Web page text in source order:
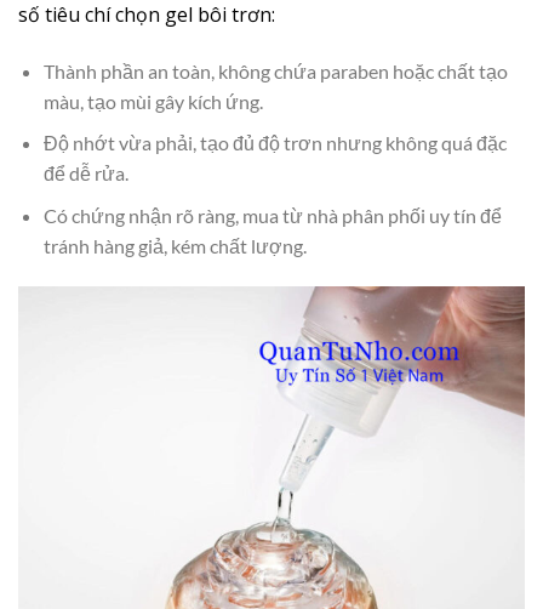
số tiêu chí chọn gel bôi trơn:
Thành phần an toàn, không chứa paraben hoặc chất tạo
màu, tạo mùi gây kích ứng.
Độ nhớt vừa phải, tạo đủ độ trơn nhưng không quá đặc
để dễ rửa.
Có chứng nhận rõ ràng, mua từ nhà phân phối uy tín để
tránh hàng giả, kém chất lượng.